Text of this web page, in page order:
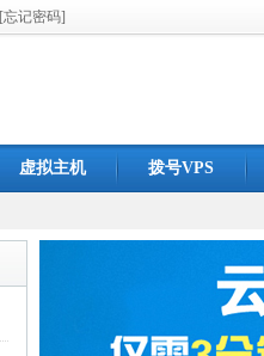
[忘记密码]
虚拟主机 拨号VPS